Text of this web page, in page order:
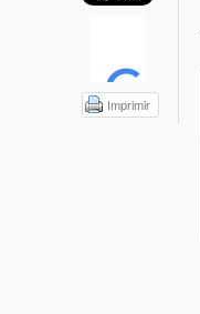
Imprimir